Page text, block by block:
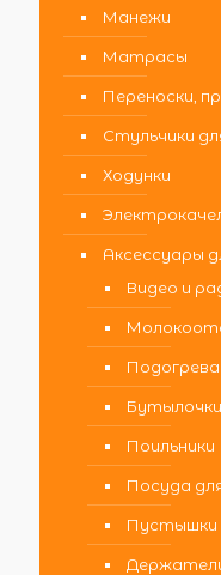
Манежи
Матрасы
Переноски,
Стульчики
Ходунки
Аксессуары
Видео и
Бутылочки
Поильники
Посуда
Пустышки